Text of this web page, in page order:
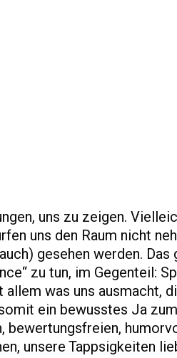
uns zu zeigen.
uns den Raum nicht
gesehen werden.
zu tun, im Gegenteil:
was uns ausmacht,
ein bewusstes Ja
bewertungsfreien,
unsere Tappsigkeiten